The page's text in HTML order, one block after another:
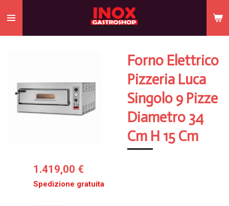
al
contenuto
Forno Elettrico
Pizzeria Luca
Singolo 9 Pizze
Diametro 34
Cm H 15 Cm
1.419,00 €
Spedizione gratuita